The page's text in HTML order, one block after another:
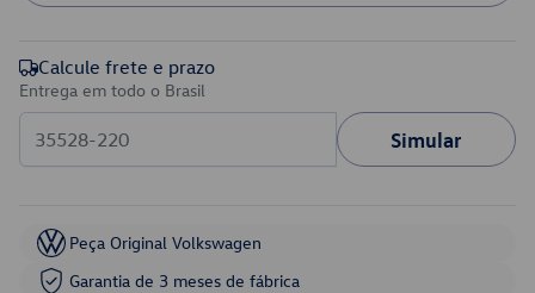
Calcule frete e prazo
Entrega em todo o Brasil
Simular
Peça Original Volkswagen
Garantia de 3 meses de fábrica